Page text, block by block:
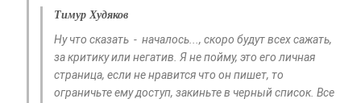
Тимур Худяков
Ну что сказать - началось..., скоро будут всех сажать,
за критику или негатив. Я не пойму, это его личная
страница, если не нравится что он пишет, то
ограничьте ему доступ, закиньте в черный список. Все